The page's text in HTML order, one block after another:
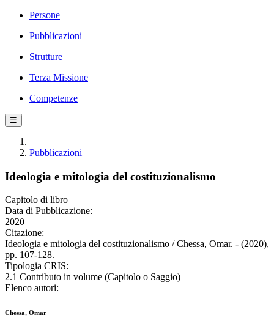
Persone
Pubblicazioni
Strutture
Terza Missione
Competenze
☰
Pubblicazioni
Ideologia e mitologia del costituzionalismo
Capitolo di libro
Data di Pubblicazione:
2020
Citazione:
Ideologia e mitologia del costituzionalismo / Chessa, Omar. - (2020),
pp. 107-128.
Tipologia CRIS:
2.1 Contributo in volume (Capitolo o Saggio)
Elenco autori:
Chessa, Omar